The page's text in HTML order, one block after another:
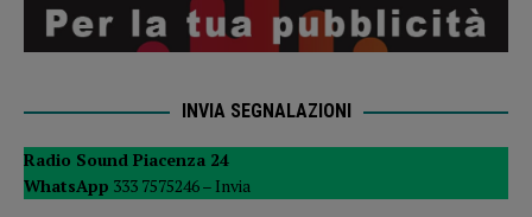
INVIA SEGNALAZIONI
Radio Sound Piacenza 24
WhatsApp 333 7575246 – Invia